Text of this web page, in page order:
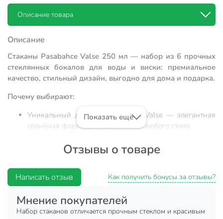
Описание товара
Описание
Стаканы Pasabahce Valse 250 мл — набор из 6 прочных
стеклянных бокалов для воды и виски: премиальное
качество, стильный дизайн, выгодно для дома и подарка.
Почему выбирают:
Уникальный дизайн коллекции Valse — элегантная
гранёная форма для сервировки любого стола
подходит для мытья в посудомоечной машине и
Универсальный набор: для ежедневного
использования, дачи или в качестве стильного
подарка
Показать ещё
Отзывы о товаре
Написать отзыв Как получить бонусы за отзывы?
Мнение покупателей
Набор стаканов отличается прочным стеклом и красивым